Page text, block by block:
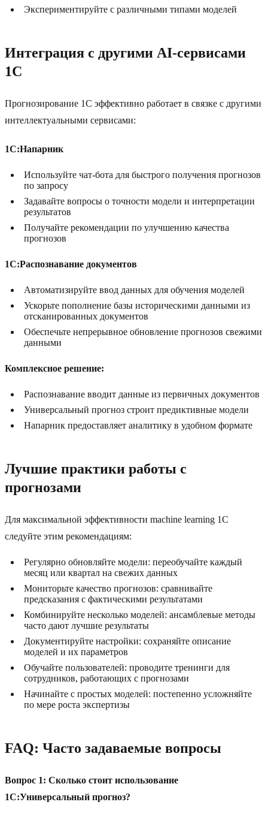
Экспериментируйте с различными типами моделей
Интеграция с другими AI-сервисами
1С
Прогнозирование 1С эффективно работает в связке с другими
интеллектуальными сервисами:
1С:Напарник
Используйте чат-бота для быстрого получения прогнозов
по запросу
Задавайте вопросы о точности модели и интерпретации
результатов
Получайте рекомендации по улучшению качества
прогнозов
1С:Распознавание документов
Автоматизируйте ввод данных для обучения моделей
Ускорьте пополнение базы историческими данными из
отсканированных документов
Обеспечьте непрерывное обновление прогнозов свежими
данными
Комплексное решение:
Распознавание вводит данные из первичных документов
Универсальный прогноз строит предиктивные модели
Напарник предоставляет аналитику в удобном формате
Лучшие практики работы с
прогнозами
Для максимальной эффективности machine learning 1С
следуйте этим рекомендациям:
Регулярно обновляйте модели: переобучайте каждый
месяц или квартал на свежих данных
Мониторьте качество прогнозов: сравнивайте
предсказания с фактическими результатами
Комбинируйте несколько моделей: ансамблевые методы
часто дают лучшие результаты
Документируйте настройки: сохраняйте описание
моделей и их параметров
Обучайте пользователей: проводите тренинги для
сотрудников, работающих с прогнозами
Начинайте с простых моделей: постепенно усложняйте
по мере роста экспертизы
FAQ: Часто задаваемые вопросы
Вопрос 1: Сколько стоит использование
1С:Универсальный прогноз?